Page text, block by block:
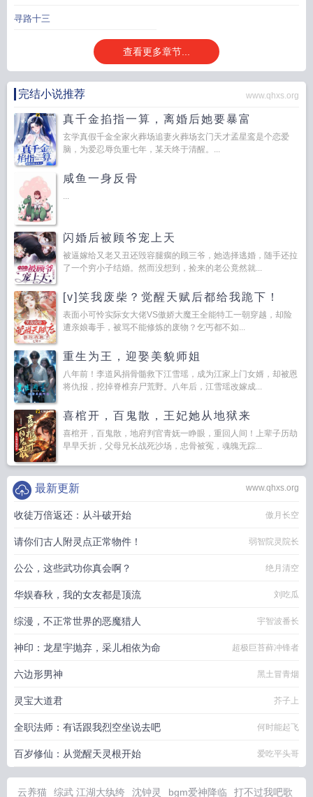
寻路十三
查看更多章节...
完结小说推荐 www.qhxs.org
真千金掐指一算，离婚后她要暴富
玄学真假千金全家火葬场追妻火葬场玄门天才孟星鸾是个恋爱
脑，为爱忍辱负重七年，某天终于清醒。...
咸鱼一身反骨
...
闪婚后被顾爷宠上天
被逼嫁给又老又丑还毁容腿瘸的顾三爷，她选择逃婚，随手还拉
了一个穷小子结婚。然而没想到，捡来的老公竟然就...
[v]笑我废柴？觉醒天赋后都给我跪下！
表面小可怜实际女大佬VS傲娇大魔王全能特工一朝穿越，却险
遭亲娘毒手，被骂不能修炼的废物？乞丐都不如...
重生为王，迎娶美貌师姐
八年前！李道风捐骨髓救下江雪瑶，成为江家上门女婿，却被恩
将仇报，挖掉脊椎弃尸荒野。八年后，江雪瑶改嫁成...
喜棺开，百鬼散，王妃她从地狱来
喜棺开，百鬼散，地府判官青妩一睁眼，重回人间！上辈子历劫
早早夭折，父母兄长战死沙场，忠骨被冤，魂魄无踪...
www.qhxs.org
最新更新
收徒万倍返还：从斗破开始 傲月长空
请你们古人附灵点正常物件！ 弱智院灵院长
公公，这些武功你真会啊？ 绝月清空
华娱春秋，我的女友都是顶流 刘吃瓜
综漫，不正常世界的恶魔猎人 宇智波番长
神印：龙星宇抛弃，采儿相依为命 超极巨苔藓冲锋者
六边形男神 黑土冒青烟
灵宝大道君 芥子上
全职法师：有话跟我烈空坐说去吧 何时能起飞
百岁修仙：从觉醒天灵根开始 爱吃平头哥
云养猫 综武 江湖大纨绔 沈钟灵 bgm爱神降临 打不过我吧歌